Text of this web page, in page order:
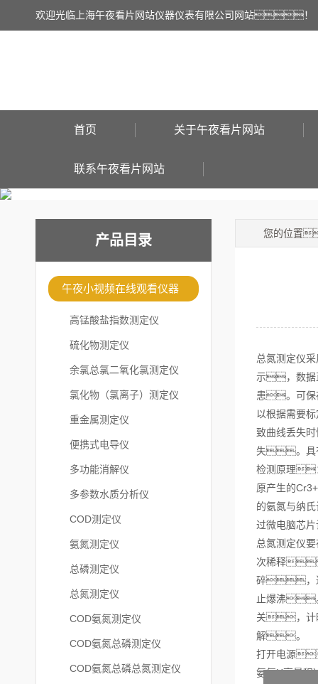
欢迎光临上海午夜看片网站仪器仪表有限公司网站！
首页 关于午夜看片网站
联系午夜看片网站
产品目录
午夜小视频在线观看仪器
高锰酸盐指数测定仪
硫化物测定仪
余氯总氯二氧化氯测定仪
氯化物（氯离子）测定仪
重金属测定仪
便携式电导仪
多功能消解仪
多参数水质分析仪
COD测定仪
氨氮测定仪
总磷测定仪
总氮测定仪
COD氨氮测定仪
COD氨氮总磷测定仪
COD氨氮总磷总氮测定仪
您的位置
总氮测定仪
示，数
患。可保
以根据需要
致曲线丢失
失。具
检测原理
原产生的
的氨氮与纳
过微电脑芯
总氮测定仪
次稀释
碎，
止爆沸
关，计
解。
打开电源
氨氮H高量